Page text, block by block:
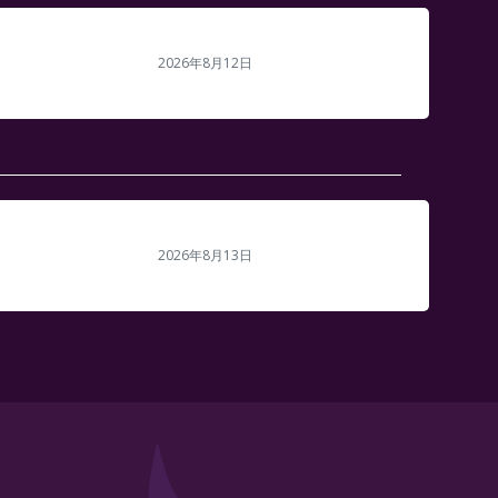
2026年8月12日
2026年8月13日